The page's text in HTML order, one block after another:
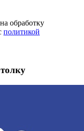
обработку
политикой